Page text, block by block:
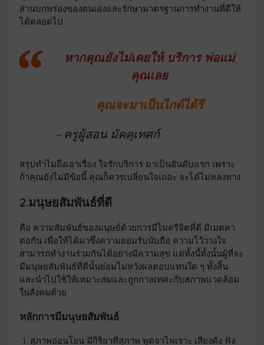
ส่วนบกพร่องของตนเองและรักษามาตรฐานการทำงานที่ดีให้
ได้ตลอดไป
หากคุณยังไม่เคยให้ บริการ พ่อแม่
คุณเลย
คุณจะมาเป็นไกด์ได้รึ
– ครูผู้สอน มัคคุเทศก์
สรุปทำไมถึงเอาเรื่อง ใจรักบริการ มาเป็นอันดับแรก เพราะ
ถ้าคุณยังไม่มีข้อนี้ คุณก็ควรเปลี่ยนใจเถอะ จะได้ไม่หลงทาง
2.มนุษยสัมพันธ์ที่ดี
คือ ความสัมพันธ์ของมนุษย์ด้วยการมีไมตรีจิตที่ดี มีเมตตา
ต่อกัน เพื่อให้ได้มาซึ่งความยอมรับนับถือ ความไว้วางใจ
สามารถทำงานร่วมกันได้อย่างมีความสุข แต่ทั้งนี้ทั้งนั้นผู้ที่จะ
มีมนุษยสัมพันธ์ที่ดีนั้นย่อมไม่หวังผลตอบแทนใด ๆ ทั้งสิ้น
และนำไปใช้ให้เหมาะสมและถูกกาลเทศะกับสภาพแวดล้อม
ในสังคมด้วย
หลักการมีมนุษยสัมพันธ์
สุภาพอ่อนโยน มีกิริยาที่สุภาพ พูดจาไพเราะ เสียงดัง ฟัง